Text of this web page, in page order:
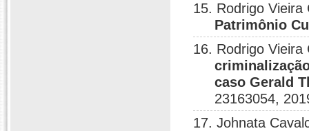
15. Rodrigo
Patrimônio
16. Rodrigo
caso Gerald
23163054,
17. Johnata